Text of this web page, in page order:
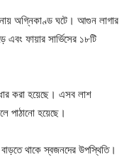
অগ্নিকাণ্ড ঘটে। আগুন লাগার
ফায়ার সার্ভিসের ১৮টি
করা হয়েছে। এসব লাশ
পাঠানো হয়েছে।
থাকে স্বজনদের উপস্থিতি।